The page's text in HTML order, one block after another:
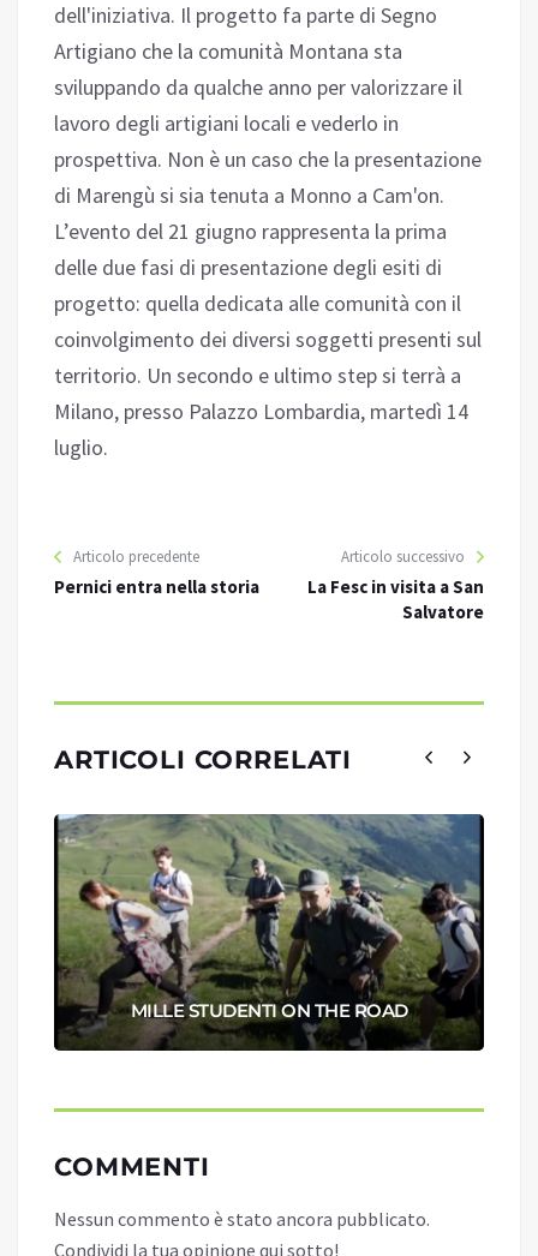
dell'iniziativa. Il progetto fa parte di Segno
Artigiano che la comunità Montana sta
sviluppando da qualche anno per valorizzare il
lavoro degli artigiani locali e vederlo in
prospettiva. Non è un caso che la presentazione
di Marengù si sia tenuta a Monno a Cam'on.
L’evento del 21 giugno rappresenta la prima
delle due fasi di presentazione degli esiti di
progetto: quella dedicata alle comunità con il
coinvolgimento dei diversi soggetti presenti sul
territorio. Un secondo e ultimo step si terrà a
Milano, presso Palazzo Lombardia, martedì 14
luglio.
Articolo precedente
Pernici entra nella storia
Articolo successivo
La Fesc in visita a San
Salvatore
ARTICOLI CORRELATI
MILLE STUDENTI ON THE ROAD
COMMENTI
Nessun commento è stato ancora pubblicato.
Condividi la tua opinione qui sotto!